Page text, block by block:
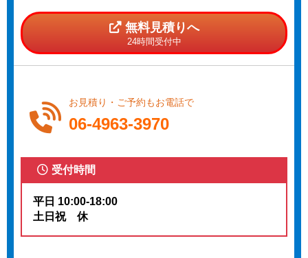
無料見積りへ
24時間受付中
お見積り・ご予約もお電話で
06-4963-3970
受付時間
平日 10:00-18:00
土日祝 休